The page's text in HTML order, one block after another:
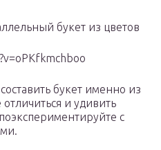
букет из цветов
букет именно из
и удивить
с